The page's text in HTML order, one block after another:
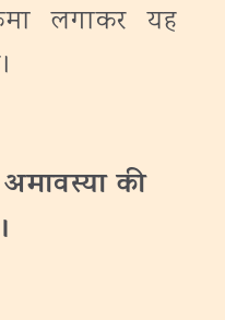
लगाकर यह
की